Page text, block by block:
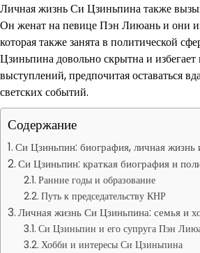
Личная жизнь Си Цзиньпина также
Он женат на певице Пэн Лиюань и они
которая также занята в политической
Цзиньпина довольно скрытна и
выступлений, предпочитая оставаться
светских событий.
Содержание
Си Цзиньпин: биография, личная жизнь
Си Цзиньпин: краткая биография и
Ранние годы и образование
Путь к председательству КНР
Личная жизнь Си Цзиньпина: семья и
Си Цзиньпин и его супруга Пэн
Хобби и интересы Си Цзиньпина